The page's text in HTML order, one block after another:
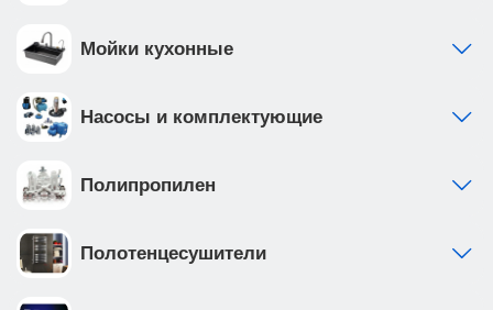
Мойки кухонные
Насосы и комплектующие
Полипропилен
Полотенцесушители